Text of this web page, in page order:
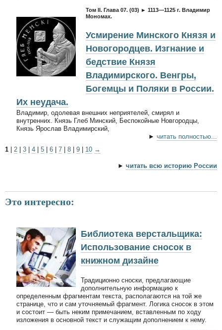
Том II. Глава 07. (03) ► 1113—1125 г. Владимир
Мономах.
Усмирение Минского Князя и
Новогородцев. Изгнание и
бедствие Князя
Владимирского. Венгры,
Богемцы и Поляки в России.
Их неудача.
Владимир, одолевая внешних неприятелей, смирял и
внутренних. Князь Глеб Минский, Беспокойные Новгородцы,
Князь Ярослав Владимирский,
► читать полностью...
1
2 3 4 5 6 7 8 9 10 →
► читать всю историю России
Это интересно:
Библиотека верстальщика:
Использование сносок в
книжном дизайне
Традиционно сноски, предлагающие
дополнительную информацию к
определенным фрагментам текста, располагаются на той же
странице, что и сам уточняемый фрагмент. Логика сносок в этом
и состоит — быть неким примечанием, вставленным по ходу
изложения в основной текст и служащим дополнением к нему.